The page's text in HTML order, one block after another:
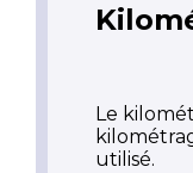
Le
utilisé.